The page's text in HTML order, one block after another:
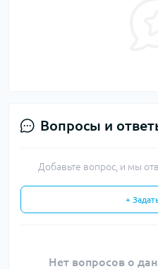
Вопросы и
Добавьте вопрос, и мы
+
Нет вопросов о